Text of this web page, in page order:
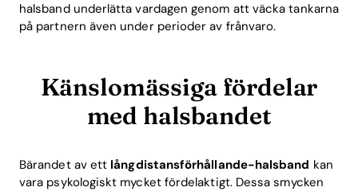
halsband underlätta vardagen genom att väcka tankarna
på partnern även under perioder av frånvaro.
Känslomässiga fördelar
med halsbandet
Bärandet av ett långdistansförhållande-halsband kan
vara psykologiskt mycket fördelaktigt. Dessa smycken